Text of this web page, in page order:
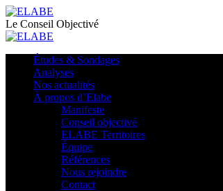
Le Conseil Objectivé
Études & Sondages
Analyses
Nos actualités
À propos d’Elabe
Manifeste
Conseil objectivé
ELABE Territoires
Équipe
Références
Nous rejoindre
Contact